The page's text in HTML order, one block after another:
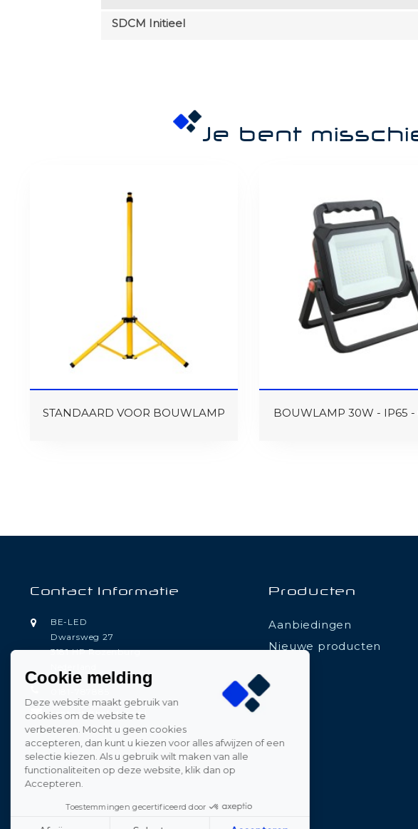
SDCM Initieel
Je bent
STANDAARD VOOR BOUWLAMP BOUWLAMP 30W - IP65 -
Contact Informatie
BE-LED
Dwarsweg 27
3181 HP Rozenburg
contact@beledpro.nl
Producten
Aanbiedingen
Nieuwe producten
Cookie melding
Deze website maakt gebruik van
cookies om de website te
verbeteren. Mocht u geen cookies
accepteren, dan kunt u kiezen voor alles afwijzen of een
selectie kiezen. Als u gebruik wilt maken van alle
functionaliteiten op deze website, klik dan op
Accepteren.
Toestemmingen gecertificeerd door